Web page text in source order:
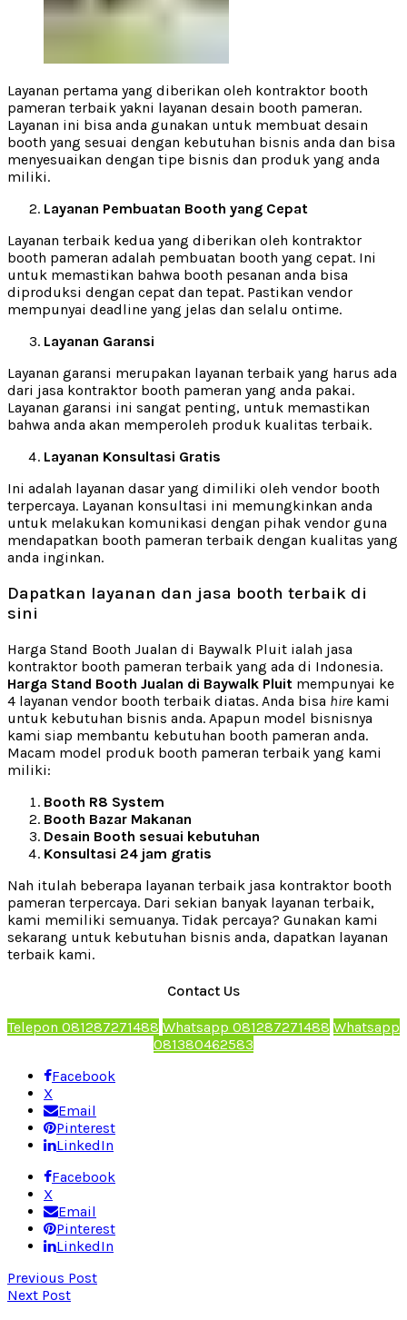
Layanan pertama yang diberikan oleh kontraktor booth
pameran terbaik yakni layanan desain booth pameran.
Layanan ini bisa anda gunakan untuk membuat desain
booth yang sesuai dengan kebutuhan bisnis anda dan bisa
menyesuaikan dengan tipe bisnis dan produk yang anda
miliki.
Layanan Pembuatan Booth yang Cepat
Layanan terbaik kedua yang diberikan oleh kontraktor
booth pameran adalah pembuatan booth yang cepat. Ini
untuk memastikan bahwa booth pesanan anda bisa
diproduksi dengan cepat dan tepat. Pastikan vendor
mempunyai deadline yang jelas dan selalu ontime.
Layanan Garansi
Layanan garansi merupakan layanan terbaik yang harus ada
dari jasa kontraktor booth pameran yang anda pakai.
Layanan garansi ini sangat penting, untuk memastikan
bahwa anda akan memperoleh produk kualitas terbaik.
Layanan Konsultasi Gratis
Ini adalah layanan dasar yang dimiliki oleh vendor booth
terpercaya. Layanan konsultasi ini memungkinkan anda
untuk melakukan komunikasi dengan pihak vendor guna
mendapatkan booth pameran terbaik dengan kualitas yang
anda inginkan.
Dapatkan layanan dan jasa booth terbaik di
sini
Harga Stand Booth Jualan di Baywalk Pluit ialah jasa
kontraktor booth pameran terbaik yang ada di Indonesia.
Harga Stand Booth Jualan di Baywalk Pluit mempunyai ke
4 layanan vendor booth terbaik diatas. Anda bisa hire kami
untuk kebutuhan bisnis anda. Apapun model bisnisnya
kami siap membantu kebutuhan booth pameran anda.
Macam model produk booth pameran terbaik yang kami
miliki:
Booth R8 System
Booth Bazar Makanan
Desain Booth sesuai kebutuhan
Konsultasi 24 jam gratis
Nah itulah beberapa layanan terbaik jasa kontraktor booth
pameran terpercaya. Dari sekian banyak layanan terbaik,
kami memiliki semuanya. Tidak percaya? Gunakan kami
sekarang untuk kebutuhan bisnis anda, dapatkan layanan
terbaik kami.
Contact Us
Telepon 081287271488 Whatsapp 081287271488 Whatsapp
081380462583
Facebook
X
Email
Pinterest
LinkedIn
Facebook
X
Email
Pinterest
LinkedIn
Previous Post
Next Post